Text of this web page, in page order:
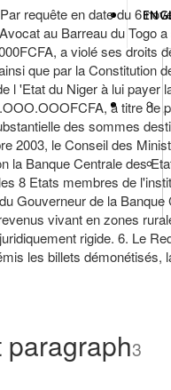
requête en date du 6
au Barreau du Togo
a violé ses droits
que par la Constitution
l 'Etat du Niger à lui
à titre de
des sommes
2003, le Conseil des
la Banque Centrale des
8 Etats membres de
Gouverneur de la
vivant en zones
rigide. 6. Le
les billets démonétisés,
3